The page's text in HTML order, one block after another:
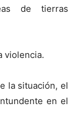
de tierras
violencia.
la situación, el
en el